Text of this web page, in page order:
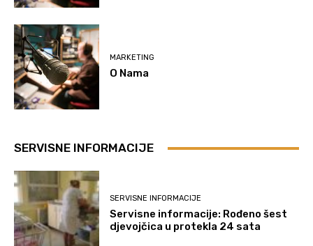
MARKETING
O Nama
SERVISNE INFORMACIJE
SERVISNE INFORMACIJE
Servisne informacije: Rođeno šest
djevojčica u protekla 24 sata